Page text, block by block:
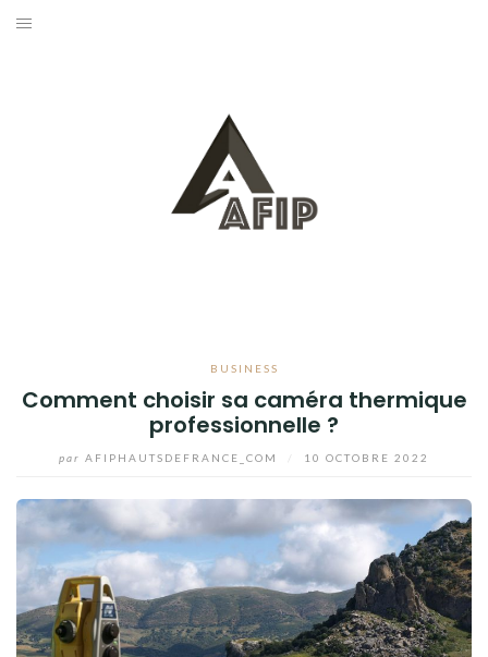
Aller
BUSINESS
Comment choisir sa caméra thermique
professionnelle ?
par AFIPHAUTSDEFRANCE_COM 10 OCTOBRE 2022